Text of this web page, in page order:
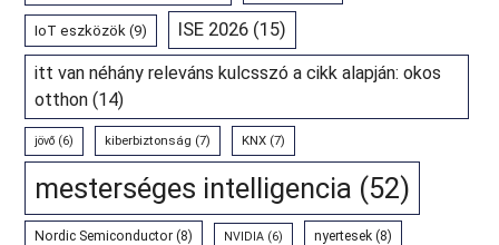
IoT eszközök (9) ISE 2026 (15)
itt van néhány releváns kulcsszó a cikk alapján: okos
otthon (14)
jövő (6) kiberbiztonság (7) KNX (7)
mesterséges intelligencia (52)
Nordic Semiconductor (8) NVIDIA (6) nyertesek (8)